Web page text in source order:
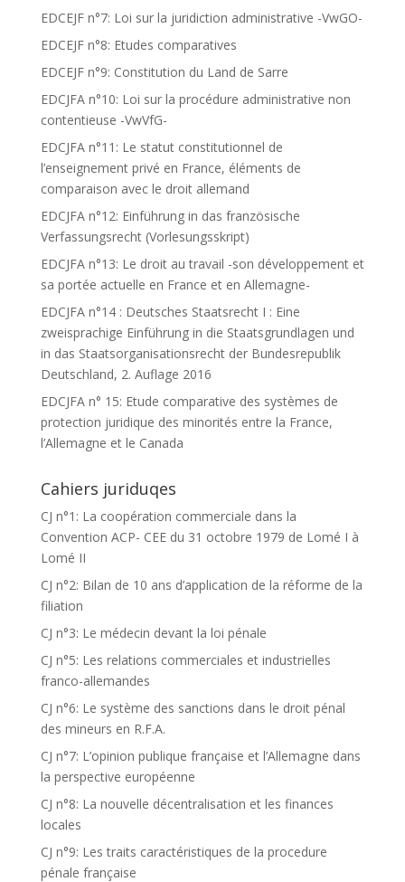
EDCEJF n°7: Loi sur la juridiction administrative -VwGO-
EDCEJF n°8: Etudes comparatives
EDCEJF n°9: Constitution du Land de Sarre
EDCJFA n°10: Loi sur la procédure administrative non
contentieuse -VwVfG-
EDCJFA n°11: Le statut constitutionnel de
l’enseignement privé en France, éléments de
comparaison avec le droit allemand
EDCJFA n°12: Einführung in das französische
Verfassungsrecht (Vorlesungsskript)
EDCJFA n°13: Le droit au travail -son développement et
sa portée actuelle en France et en Allemagne-
EDCJFA n°14 : Deutsches Staatsrecht I : Eine
zweisprachige Einführung in die Staatsgrundlagen und
in das Staatsorganisationsrecht der Bundesrepublik
Deutschland, 2. Auflage 2016
EDCJFA n° 15: Etude comparative des systèmes de
protection juridique des minorités entre la France,
l’Allemagne et le Canada
Cahiers juriduqes
CJ n°1: La coopération commerciale dans la
Convention ACP- CEE du 31 octobre 1979 de Lomé I à
Lomé II
CJ n°2: Bilan de 10 ans d’application de la réforme de la
filiation
CJ n°3: Le médecin devant la loi pénale
CJ n°5: Les relations commerciales et industrielles
franco-allemandes
CJ n°6: Le système des sanctions dans le droit pénal
des mineurs en R.F.A.
CJ n°7: L’opinion publique française et l’Allemagne dans
la perspective européenne
CJ n°8: La nouvelle décentralisation et les finances
locales
CJ n°9: Les traits caractéristiques de la procedure
pénale française